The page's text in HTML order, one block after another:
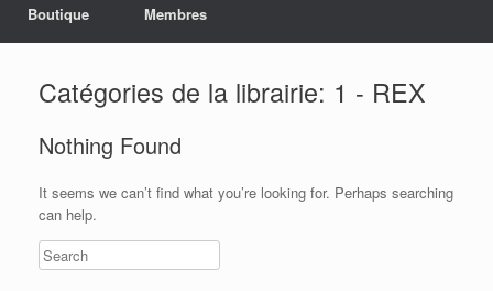
Boutique Membres
Catégories de la librairie: 1 - REX
Nothing Found
It seems we can’t find what you’re looking for. Perhaps searching
can help.